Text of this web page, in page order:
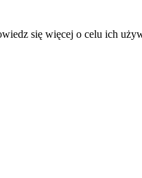
się więcej o celu ich